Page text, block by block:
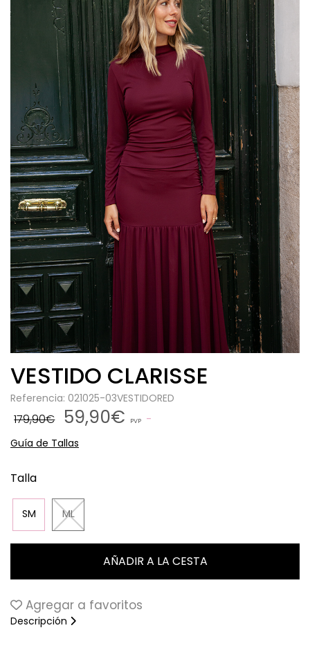
VESTIDO CLARISSE
Referencia: 021025-03VESTIDORED
179,90€ 59,90€ PVP
Guía de Tallas
Talla
SM ML
Agregar a favoritos
Descripción